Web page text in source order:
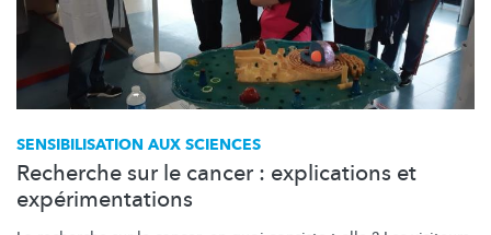
SENSIBILISATION AUX SCIENCES
Recherche sur le cancer : explications et
expérimentations